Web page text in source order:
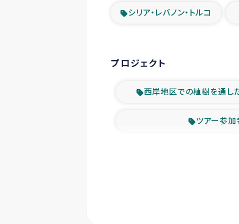
シリア・レバノン・トルコ
プロジェクト
西岸地区での植樹を通し
ツアー参加
緊急救援
東ティモール